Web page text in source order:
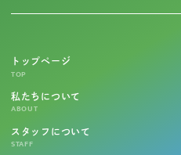
トップページ
TOP
私たちについて
ABOUT
スタッフについて
STAFF